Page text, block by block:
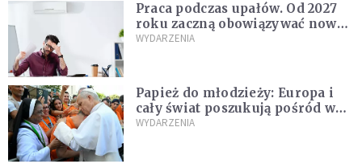
Praca podczas upałów. Od 2027
roku zaczną obowiązywać nowe
przepisy
WYDARZENIA
Papież do młodzieży: Europa i
cały świat poszukują pośród was
nowych świętych
WYDARZENIA